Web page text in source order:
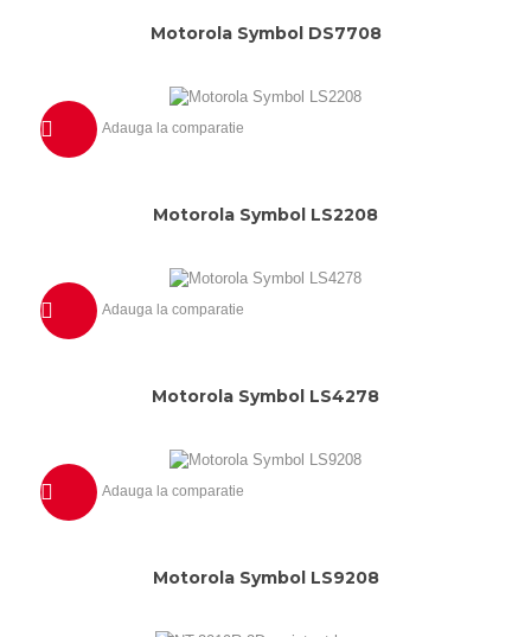
Motorola Symbol DS7708
Adauga la comparatie
Motorola Symbol LS2208
Adauga la comparatie
Motorola Symbol LS4278
Adauga la comparatie
Motorola Symbol LS9208